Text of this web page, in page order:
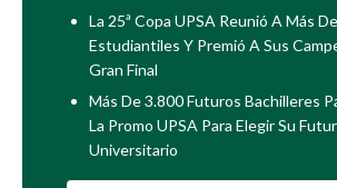
La 25ª Copa UPSA Reunió A Más
Estudiantiles Y Premió A Sus
Gran Final
Más De 3.800 Futuros Bachilleres
La Promo UPSA Para Elegir Su
Universitario